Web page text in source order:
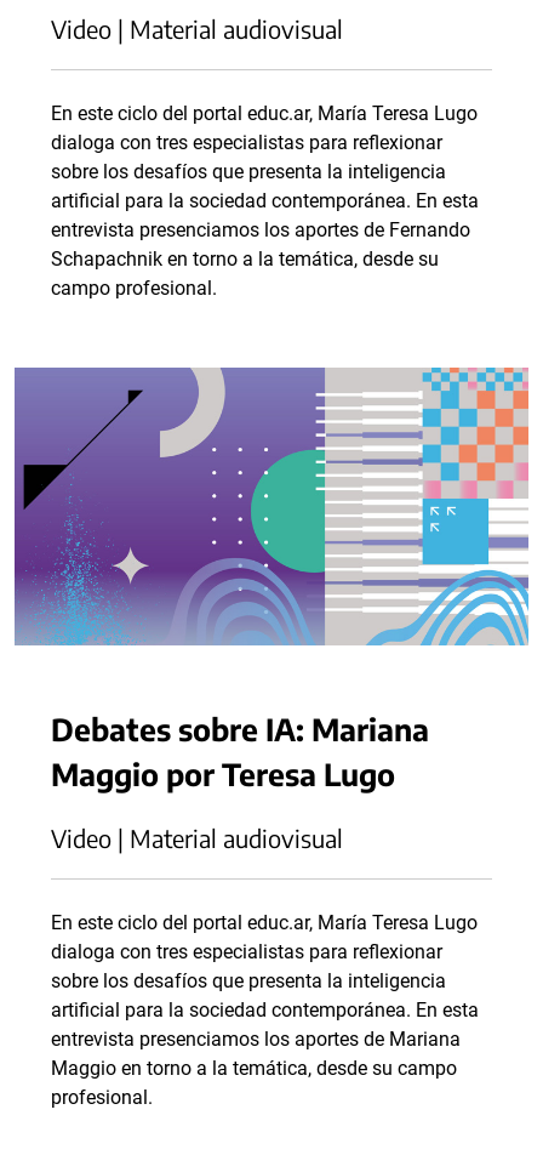
Video | Material audiovisual
En este ciclo del portal educ.ar, María Teresa Lugo
dialoga con tres especialistas para reflexionar
sobre los desafíos que presenta la inteligencia
artificial para la sociedad contemporánea. En esta
entrevista presenciamos los aportes de Fernando
Schapachnik en torno a la temática, desde su
campo profesional.
Debates sobre IA: Mariana
Maggio por Teresa Lugo
Video | Material audiovisual
En este ciclo del portal educ.ar, María Teresa Lugo
dialoga con tres especialistas para reflexionar
sobre los desafíos que presenta la inteligencia
artificial para la sociedad contemporánea. En esta
entrevista presenciamos los aportes de Mariana
Maggio en torno a la temática, desde su campo
profesional.